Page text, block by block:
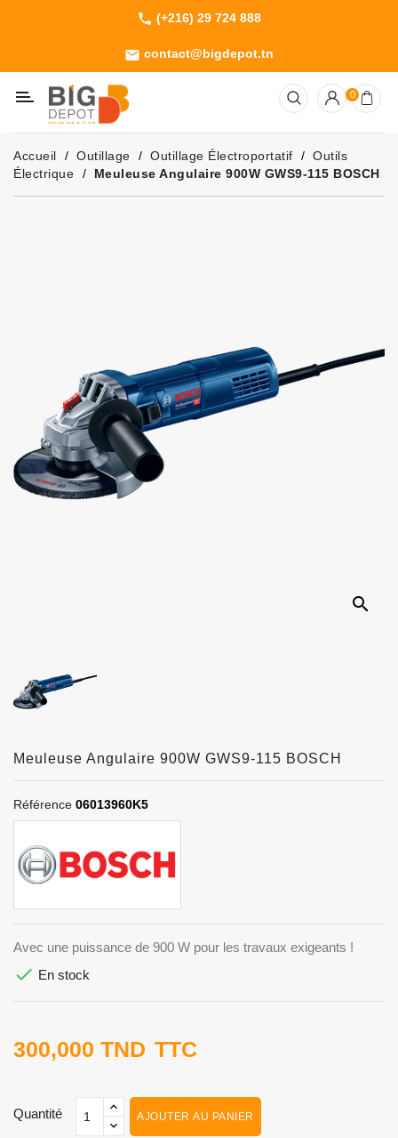
phone (+216) 29 724 888
email contact@bigdepot.tn
Machines
Outillage
Jardinage
Consommables
0
Accueil Outillage Outillage Électroportatif
Outils
Électrique
Meuleuse Angulaire 900W GWS9-115 BOSCH
search
Meuleuse Angulaire 900W GWS9-115 BOSCH
Référence 06013960K5
Avec une puissance de 900 W pour les travaux exigeants !
 En stock
300,000 TND TTC
Quantité AJOUTER AU PANIER